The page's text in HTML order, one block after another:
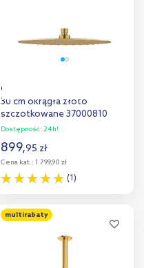
Oltens Vindel deszczownica
30 cm okrągła złoto
szczotkowane 37000810
Dostępność: 24h!
899,95 zł
Cena kat.: 1 799,90 zł
(1)
Dodaj do
multirabaty